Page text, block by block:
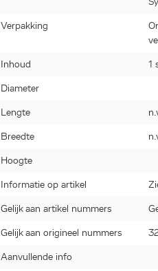
Verpakking
Inhoud 1
Diameter
Lengte
Breedte
Hoogte
Informatie op artikel
Gelijk aan artikel nummers
Gelijk aan origineel nummers
Aanvullende info